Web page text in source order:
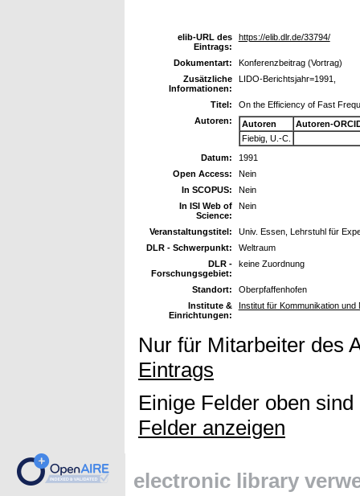
elib-URL des
Eintrags:
https://elib.dlr.de/33794/
Dokumentart:
Konferenzbeitrag (Vortrag)
Zusätzliche
Informationen:
LIDO-Berichtsjahr=1991,
Titel:
On the Efficiency of Fast
Autoren:
Autoren
Autoren-
Fiebig, U.-C.
Datum:
1991
Open Access:
Nein
In SCOPUS:
Nein
In ISI Web of
Science:
Nein
Veranstaltungstitel:
Univ. Essen, Lehrstuhl für
DLR - Schwerpunkt:
Weltraum
DLR -
Forschungsgebiet:
keine Zuordnung
Standort:
Oberpfaffenhofen
Institute &
Einrichtungen:
Institut für Kommunikation
Nur für Mitarbeiter des
Eintrags
Einige Felder oben
Felder anzeigen
electronic library